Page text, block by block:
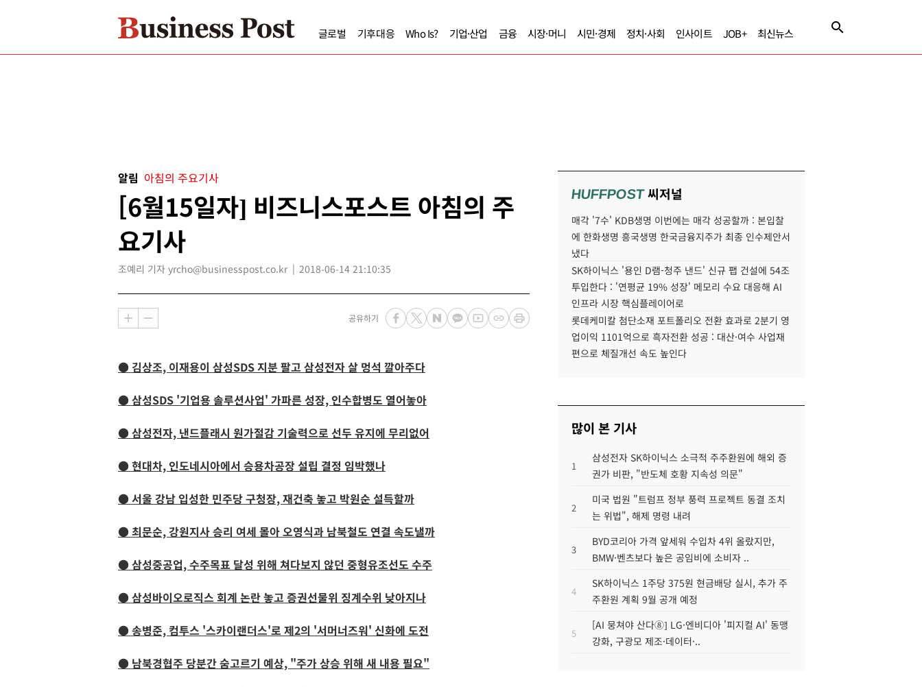
글로벌 기후대응 Who Is? 기업·산업 금융 시장·머니 시민·경제 정치·사회 인사이트 JOB+ 최신뉴스
알림 아침의 주요기사
[6월15일자] 비즈니스포스트 아침의 주
요기사
조예리 기자 yrcho@businesspost.co.kr 2018-06-14 21:10:35
공유하기
● 김상조, 이재용이 삼성SDS 지분 팔고 삼성전자 살 멍석 깔아주다
● 삼성SDS '기업용 솔루션사업' 가파른 성장, 인수합병도 열어놓아
● 삼성전자, 낸드플래시 원가절감 기술력으로 선두 유지에 무리없어
● 현대차, 인도네시아에서 승용차공장 설립 결정 임박했나
● 서울 강남 입성한 민주당 구청장, 재건축 놓고 박원순 설득할까
● 최문순, 강원지사 승리 여세 몰아 오영식과 남북철도 연결 속도낼까
● 삼성중공업, 수주목표 달성 위해 쳐다보지 않던 중형유조선도 수주
● 삼성바이오로직스 회계 논란 놓고 증권선물위 징계수위 낮아지나
● 송병준, 컴투스 '스카이랜더스'로 제2의 '서머너즈워' 신화에 도전
● 남북경협주 당분간 숨고르기 예상, "주가 상승 위해 새 내용 필요"
HUFFPOST씨저널
매각 '7수' KDB생명 이번에는 매각 성공할까 : 본입찰
에 한화생명 흥국생명 한국금융지주가 최종 인수제안서
냈다
SK하이닉스 '용인 D램-청주 낸드' 신규 팹 건설에 54조
투입한다 : '연평균 19% 성장' 메모리 수요 대응해 AI
인프라 시장 핵심플레이어로
롯데케미칼 첨단소재 포트폴리오 전환 효과로 2분기 영
업이익 1101억으로 흑자전환 성공 : 대산·여수 사업재
편으로 체질개선 속도 높인다
많이 본 기사
1
삼성전자 SK하이닉스 소극적 주주환원에 해외 증
권가 비판, "반도체 호황 지속성 의문"
2
미국 법원 "트럼프 정부 풍력 프로젝트 동결 조치
는 위법", 해제 명령 내려
3
BYD코리아 가격 앞세워 수입차 4위 올랐지만,
BMW·벤츠보다 높은 공임비에 소비자 ..
4
SK하이닉스 1주당 375원 현금배당 실시, 추가 주
주환원 계획 9월 공개 예정
5
[AI 뭉쳐야 산다⑧] LG·엔비디아 '피지컬 AI' 동맹
강화, 구광모 제조·데이터·..